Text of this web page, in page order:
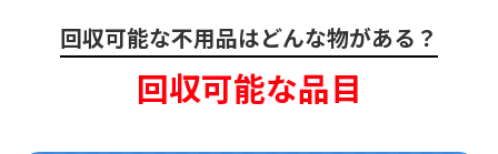
回収可能な不用品はどんな物がある？
回収可能な品目